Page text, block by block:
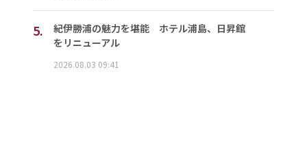
5.
紀伊勝浦の魅力を堪能 ホテル浦島、日昇館
をリニューアル
2026.08.03 09:41